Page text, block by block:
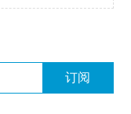
订阅